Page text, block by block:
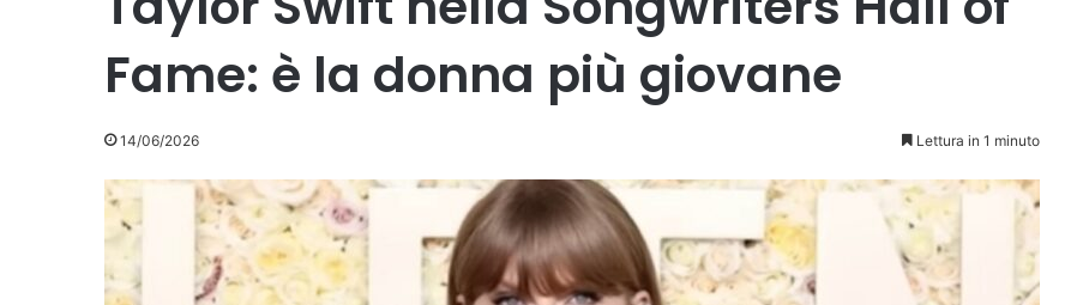
Fame: è la donna più giovane
14/06/2026 Lettura in 1 minuto